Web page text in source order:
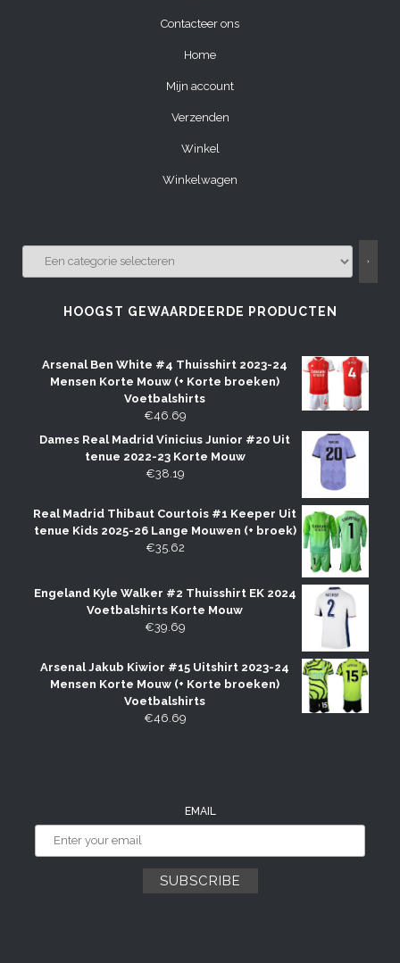
Contacteer ons
Home
Mijn account
Verzenden
Winkel
Winkelwagen
EEN
CATEGORIE
SELECTEREN
HOOGST GEWAARDEERDE PRODUCTEN
Arsenal Ben White #4 Thuisshirt 2023-24
Mensen Korte Mouw (+ Korte broeken)
Voetbalshirts
€46.69
Dames Real Madrid Vinicius Junior #20 Uit
tenue 2022-23 Korte Mouw
€38.19
Real Madrid Thibaut Courtois #1 Keeper Uit
tenue Kids 2025-26 Lange Mouwen (+ broek)
€35.62
Engeland Kyle Walker #2 Thuisshirt EK 2024
Voetbalshirts Korte Mouw
€39.69
Arsenal Jakub Kiwior #15 Uitshirt 2023-24
Mensen Korte Mouw (+ Korte broeken)
Voetbalshirts
€46.69
EMAIL